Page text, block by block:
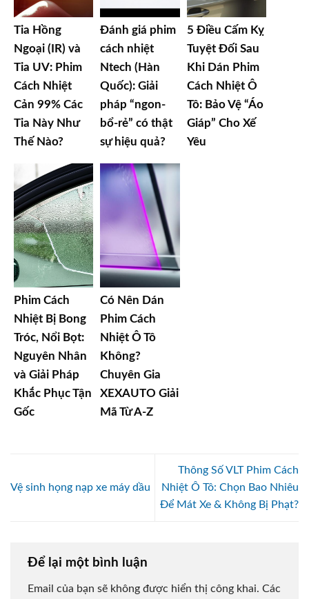
Tia Hồng
Ngoại (IR) và
Tia UV: Phim
Cách Nhiệt
Cản 99% Các
Tia Này Như
Thế Nào?
Đánh giá phim
cách nhiệt
Ntech (Hàn
Quốc): Giải
pháp “ngon-
bổ-rẻ” có thật
sự hiệu quả?
5 Điều Cấm Kỵ
Tuyệt Đối Sau
Khi Dán Phim
Cách Nhiệt Ô
Tô: Bảo Vệ “Áo
Giáp” Cho Xế
Yêu
Phim Cách
Nhiệt Bị Bong
Tróc, Nổi Bọt:
Nguyên Nhân
và Giải Pháp
Khắc Phục Tận
Gốc
Có Nên Dán
Phim Cách
Nhiệt Ô Tô
Không?
Chuyên Gia
XEXAUTO Giải
Mã Từ A-Z
Vệ sinh họng nạp xe máy dầu
Thông Số VLT Phim Cách
Nhiệt Ô Tô: Chọn Bao Nhiêu
Để Mát Xe & Không Bị Phạt?
Để lại một bình luận
Email của bạn sẽ không được hiển thị công khai. Các